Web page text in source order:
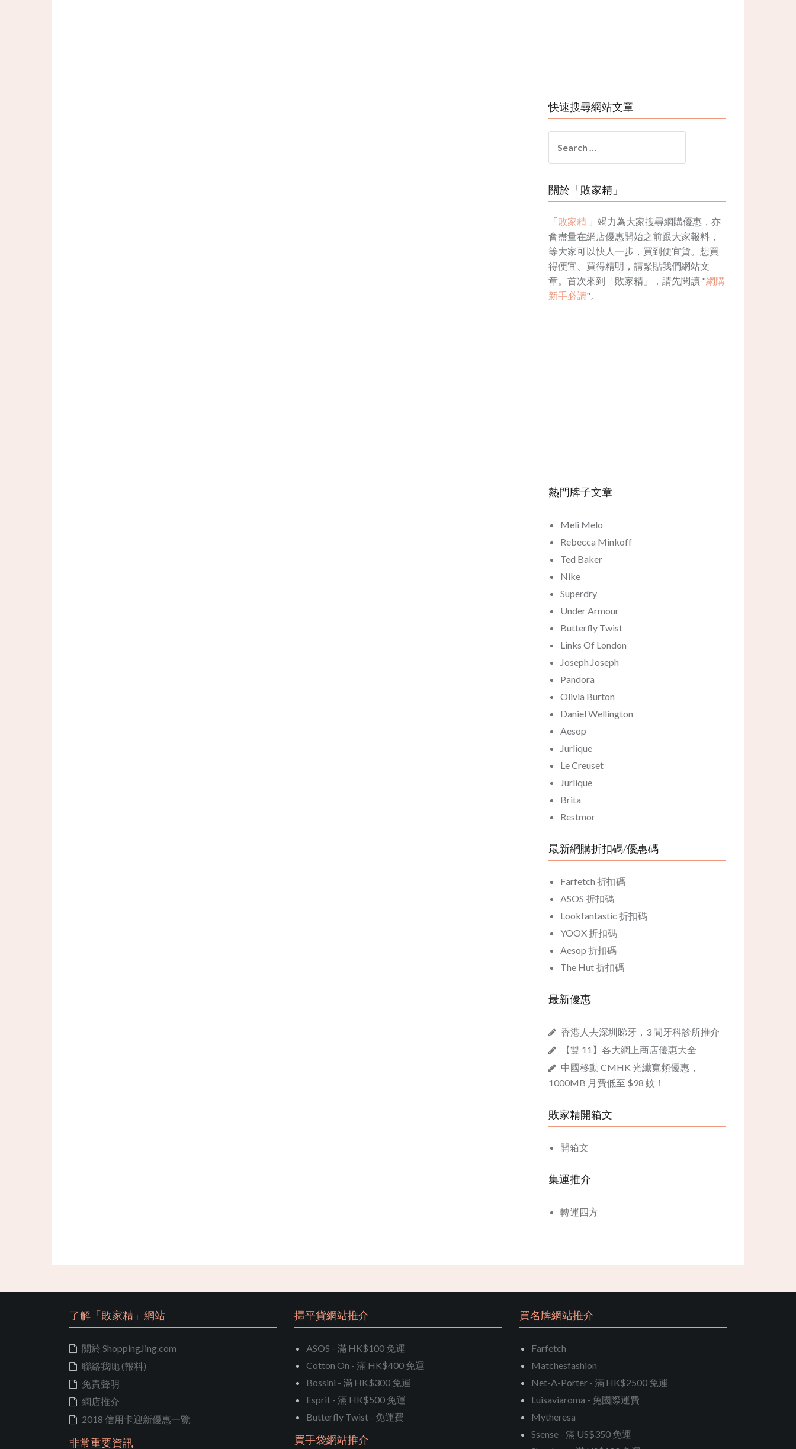
快速搜尋網站文章
for:
關於「敗家精」
「敗家精 」竭力為大家搜尋網購優惠，亦
會盡量在網店優惠開始之前跟大家報料，
等大家可以快人一步，買到便宜貨。想買
得便宜、買得精明，請緊貼我們網站文
章。首次來到「敗家精」，請先閱讀 "網購
新手必讀"。
熱門牌子文章
Meli Melo
Rebecca Minkoff
Ted Baker
Nike
Superdry
Under Armour
Butterfly Twist
Links Of London
Joseph Joseph
Pandora
Olivia Burton
Daniel Wellington
Aesop
Jurlique
Le Creuset
Jurlique
Brita
Restmor
最新網購折扣碼/優惠碼
Farfetch 折扣碼
ASOS 折扣碼
Lookfantastic 折扣碼
YOOX 折扣碼
Aesop 折扣碼
The Hut 折扣碼
最新優惠
香港人去深圳睇牙，3 間牙科診所推介
【雙 11】各大網上商店優惠大全
中國移動 CMHK 光纖寬頻優惠，
1000MB 月費低至 $98 蚊！
敗家精開箱文
開箱文
集運推介
轉運四方
了解「敗家精」網站
關於 ShoppingJing.com
聯絡我哋 (報料)
免責聲明
網店推介
2018 信用卡迎新優惠一覽
非常重要資訊
掃平貨網站推介
ASOS - 滿 HK$100 免運
Cotton On - 滿 HK$400 免運
Bossini - 滿 HK$300 免運
Esprit - 滿 HK$500 免運
Butterfly Twist - 免運費
買手袋網站推介
買名牌網站推介
Farfetch
Matchesfashion
Net-A-Porter - 滿 HK$2500 免運
Luisaviaroma - 免國際運費
Mytheresa
Ssense - 滿 US$350 免運